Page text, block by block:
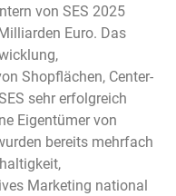
von SES 2025
Euro. Das
Shopflächen, Center-
sehr erfolgreich
Eigentümer von
bereits mehrfach
Marketing national